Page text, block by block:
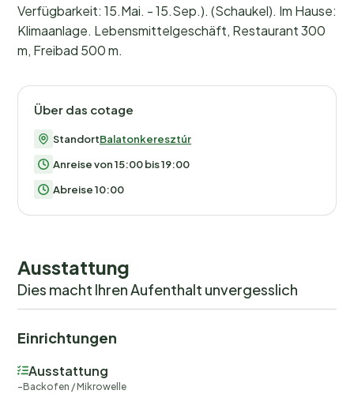
Verfügbarkeit: 15.Mai. - 15.Sep.). (Schaukel). Im Hause:
Klimaanlage. Lebensmittelgeschäft, Restaurant 300
m, Freibad 500 m.
Über das cotage
StandortBalatonkeresztúr
Anreise von 15:00 bis 19:00
Abreise 10:00
Ausstattung
Dies macht Ihren Aufenthalt unvergesslich
Einrichtungen
Ausstattung
Backofen / Mikrowelle